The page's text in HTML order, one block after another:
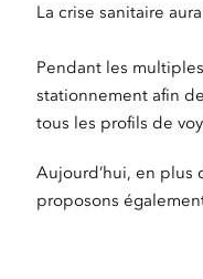
La crise sanitaire
Pendant les
stationnement afin
tous les profils de
Aujourd’hui, en plus
proposons